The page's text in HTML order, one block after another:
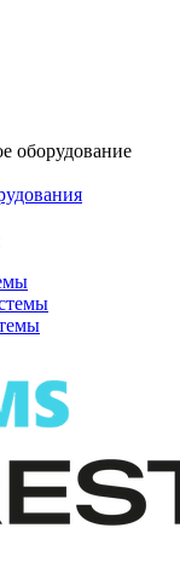
оборудование